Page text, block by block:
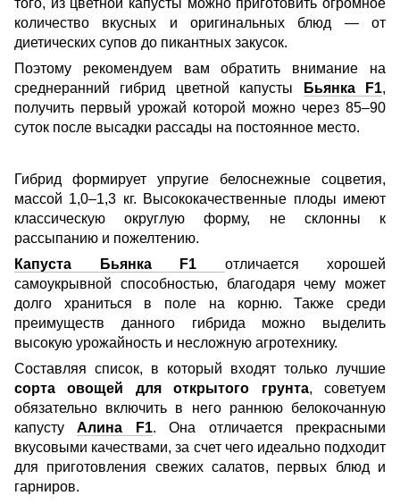
того, из цветной капусты можно приготовить огромное
количество вкусных и оригинальных блюд — от
диетических супов до пикантных закусок.
Поэтому рекомендуем вам обратить внимание на
среднеранний гибрид цветной капусты
Бьянка F1,
получить первый урожай которой можно через 85–90
суток после высадки рассады на постоянное место.
Гибрид формирует упругие белоснежные соцветия,
массой 1,0–1,3 кг. Высококачественные плоды имеют
классическую округлую форму, не склонны к
рассыпанию и пожелтению.
Капуста Бьянка F1 отличается хорошей
самоукрывной способностью, благодаря чему может
долго храниться в поле на корню. Также среди
преимуществ данного гибрида можно выделить
высокую урожайность и несложную агротехнику.
Составляя список, в который входят только лучшие
сорта овощей для открытого грунта, советуем
обязательно включить в него раннюю белокочанную
капустуАлина F1. Она отличается прекрасными
вкусовыми качествами, за счет чего идеально подходит
для приготовления свежих салатов, первых блюд и
гарниров.